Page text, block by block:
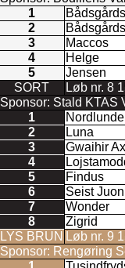
1
2
3
Maccos
4
Helge
5
Jensen
SORT
Løb nr. 8
Sponsor: Stald KTAS
1
2
Luna
3
Gwaihir Ax
4
5
Findus
6
Seist
7
Wonder
8
Zigrid
LYS BRUN Løb nr. 9
Sponsor: Rengøring